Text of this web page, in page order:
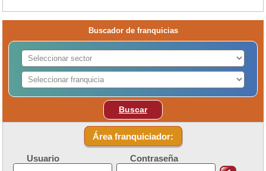
Buscador de franquicias
Buscar
Área franquiciador:
Usuario Contraseña